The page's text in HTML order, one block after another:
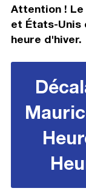
Attention !
et États-Unis
heure d'hiver.